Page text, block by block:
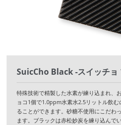
SuicCho Black -スイッチョ
特殊技術で精製した水素が練り込まれ、
ョコ1個で1.0ppm水素水2.5リットル飲
ることができます。砂糖不使用にこだわ
ます。ブラックは赤松妙炭を練り込んで